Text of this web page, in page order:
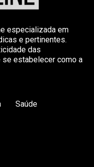
especializada em
e pertinentes.
das
estabelecer como a
Saúde